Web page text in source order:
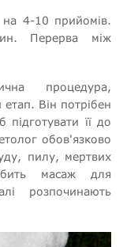
на 4-10 прийомів.
Перерва між
процедура,
Він потрібен
її до
обов'язково
пилу, мертвих
масаж для
розпочинають